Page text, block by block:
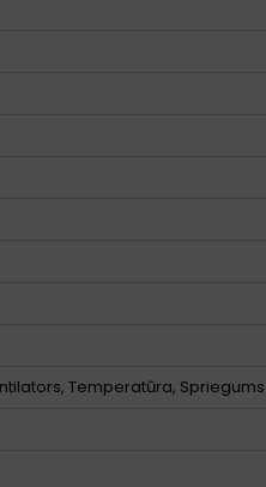
Temperatūra, Spriegums